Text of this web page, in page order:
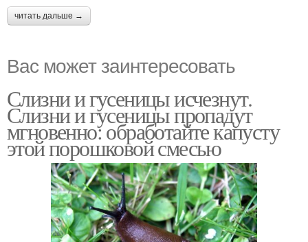
читать дальше →
Вас может заинтересовать
Слизни и гусеницы исчезнут.
Слизни и гусеницы пропадут
мгновенно: обработайте капусту
этой порошковой смесью